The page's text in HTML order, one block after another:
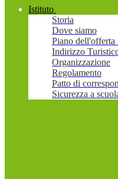
Istituto
Storia
Dove siamo
Piano dell'offerta
Indirizzo
Organizzazione
Regolamento
Patto di
Sicurezza a